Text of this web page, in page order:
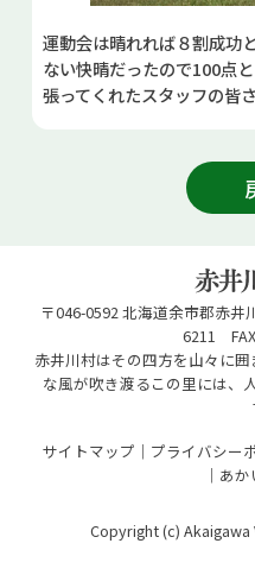
運動会は晴れれば８割成功
ない快晴だったので100点
張ってくれたスタッフの皆
〒046-0592 北海道余市郡赤
6211
赤井川村はその四方を山々に
な風が吹き渡るこの里には、
サイトマップ
プライバシー
あか
Copyright (c) Akaigawa